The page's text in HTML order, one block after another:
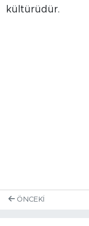
kültürüdür.
ÖNCEKI